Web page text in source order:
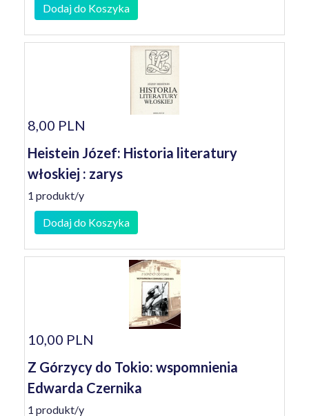
Dodaj do Koszyka
8,00 PLN
Heistein Józef: Historia literatury
włoskiej : zarys
1 produkt/y
Dodaj do Koszyka
10,00 PLN
Z Górzycy do Tokio: wspomnienia
Edwarda Czernika
1 produkt/y